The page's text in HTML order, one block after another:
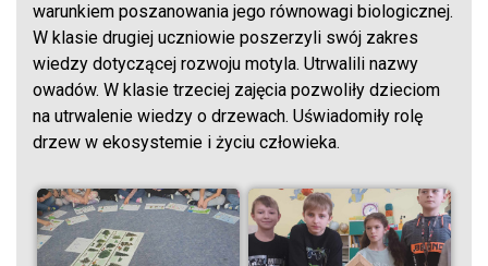
warunkiem poszanowania jego równowagi biologicznej.
W klasie drugiej uczniowie poszerzyli swój zakres
wiedzy dotyczącej rozwoju motyla. Utrwalili nazwy
owadów. W klasie trzeciej zajęcia pozwoliły dzieciom
na utrwalenie wiedzy o drzewach. Uświadomiły rolę
drzew w ekosystemie i życiu człowieka.